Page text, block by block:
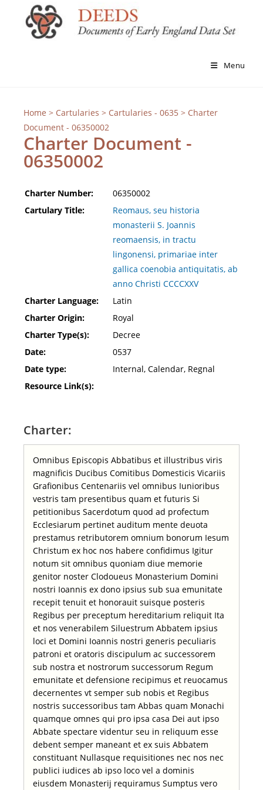
Menu
Home > Cartularies > Cartularies - 0635> Charter
Document - 06350002
Charter Document -
06350002
Charter Number:
06350002
Cartulary Title:
Reomaus, seu historia
monasterii S. Joannis
reomaensis, in tractu
lingonensi, primariae inter
gallica coenobia antiquitatis, ab
anno Christi CCCCXXV
Charter Language:
Latin
Charter Origin:
Royal
Charter Type(s):
Decree
Date:
0537
Date type:
Internal, Calendar, Regnal
Resource Link(s):
Charter:
Omnibus Episcopis Abbatibus et illustribus viris
magnificis Ducibus Comitibus Domesticis Vicariis
Grafionibus Centenariis vel omnibus Iunioribus
vestris tam presentibus quam et futuris Si
petitionibus Sacerdotum quod ad profectum
Ecclesiarum pertinet auditum mente deuota
prestamus retributorem omnium bonorum Iesum
Christum ex hoc nos habere confidimus Igitur
notum sit omnibus quoniam diue memorie
genitor noster Clodoueus Monasterium Domini
nostri Ioannis ex dono ipsius sub sua emunitate
recepit tenuit et honorauit suisque posteris
Regibus per preceptum hereditarium reliquit Ita
et nos venerabilem Siluestrum Abbatem ipsius
loci et Domini Ioannis nostri generis peculiaris
patroni et oratoris discipulum ac successorem
sub nostra et nostrorum successorum Regum
emunitate et defensione recipimus et reuocamus
decernentes vt semper sub nobis et Regibus
nostris successoribus tam Abbas quam Monachi
quamque omnes qui pro ipsa casa Dei aut ipso
Abbate spectare videntur seu in reliquum esse
debent semper maneant et ex suis Abbatem
constituant Nullasque requisitiones nec nos nec
publici iudices ab ipso loco vel a dominis
eiusdem Monasterij requiramus Sumptus vero